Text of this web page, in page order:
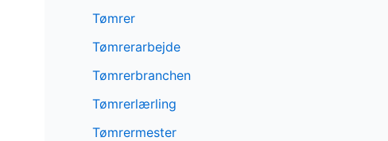
Tømrer
Tømrerarbejde
Tømrerbranchen
Tømrerlærling
Tømrermester